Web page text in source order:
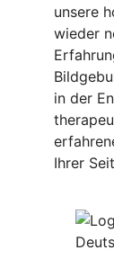
unsere
wieder
in der
Ihrer